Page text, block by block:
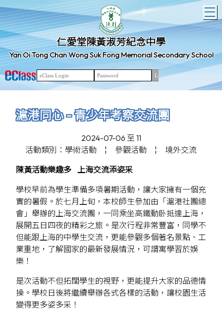
仁愛堂陳黃淑芳紀念中學
Yan Oi Tong Chan Wong Suk Fong Memorial Secondary School
滬港同心 - 青少年考察交流團
2024-07-06 至 11
活動類別：學術活動
¦ 參觀活動 ¦
境外交流
陳黃活動樂趣多 上海交流添姿采
學校早前為學生準備多項暑期活動，讓大家擁有一個充
實的暑假。於七月上旬，本校師生參加由「滬港社團總
會」舉辦的上海交流團，一同乘坐高鐵動卧抵達上海，
展開五日四夜的精彩之旅。是次行程非常豐富，同學不
但能跟上海的中學生交流，更能參觀多個著名景點、工
業重地，了解國家的最新發展情況，可謂寓學習於娛
樂！
是次活動不但拓闊學生的視野，更能提升大家的品德情
操。學校日後將繼續舉辦各式各樣的活動，讓校園生活
變得更多姿多采！